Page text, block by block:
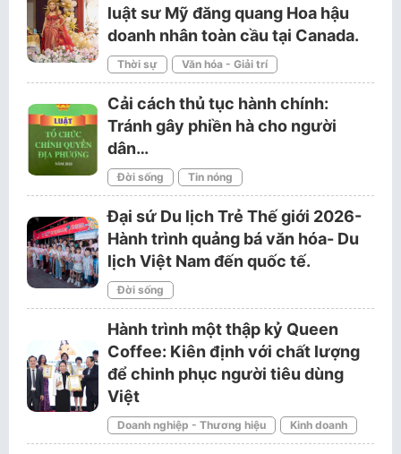
luật sư Mỹ đăng quang Hoa hậu
doanh nhân toàn cầu tại Canada.
Thời sự Văn hóa - Giải trí
Cải cách thủ tục hành chính:
Tránh gây phiền hà cho người
dân…
Đời sống Tin nóng
Đại sứ Du lịch Trẻ Thế giới 2026-
Hành trình quảng bá văn hóa- Du
lịch Việt Nam đến quốc tế.
Đời sống
Hành trình một thập kỷ Queen
Coffee: Kiên định với chất lượng
để chinh phục người tiêu dùng
Việt
Doanh nghiệp - Thương hiệu Kinh doanh